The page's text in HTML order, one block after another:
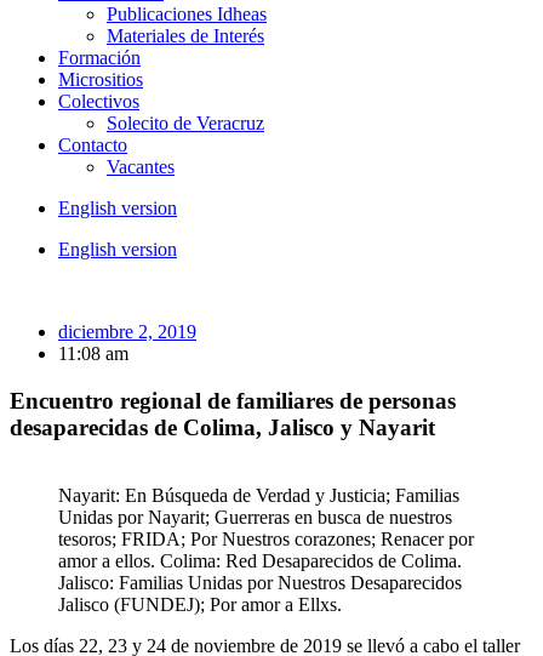
Publicaciones Idheas
Materiales de Interés
Formación
Micrositios
Colectivos
Solecito de Veracruz
Contacto
Vacantes
English version
English version
diciembre 2, 2019
11:08 am
Encuentro regional de familiares de personas
desaparecidas de Colima, Jalisco y Nayarit
Nayarit: En Búsqueda de Verdad y Justicia; Familias
Unidas por Nayarit; Guerreras en busca de nuestros
tesoros; FRIDA; Por Nuestros corazones; Renacer por
amor a ellos. Colima: Red Desaparecidos de Colima.
Jalisco: Familias Unidas por Nuestros Desaparecidos
Jalisco (FUNDEJ); Por amor a Ellxs.
Los días 22, 23 y 24 de noviembre de 2019 se llevó a cabo el taller